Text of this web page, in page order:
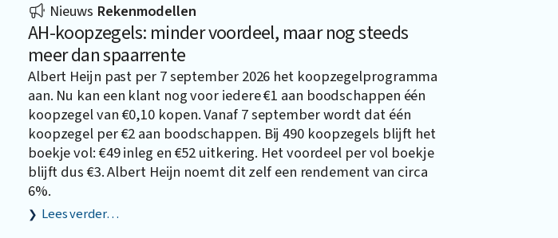
Nieuws Rekenmodellen
AH-koopzegels: minder voordeel, maar nog steeds
meer dan spaarrente
Albert Heijn past per 7 september 2026 het koopzegelprogramma
aan. Nu kan een klant nog voor iedere €1 aan boodschappen één
koopzegel van €0,10 kopen. Vanaf 7 september wordt dat één
koopzegel per €2 aan boodschappen. Bij 490 koopzegels blijft het
boekje vol: €49 inleg en €52 uitkering. Het voordeel per vol boekje
blijft dus €3. Albert Heijn noemt dit zelf een rendement van circa
6%.
Lees verder…